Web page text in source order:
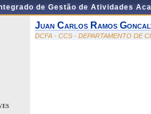
de Gestão de Atividades
Juan Carlos Ramos
DCFA - CCS - DEPARTAMENTO DE